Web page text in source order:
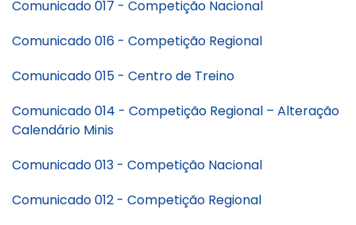
Comunicado 017 - Competição Nacional
Comunicado 016 - Competição Regional
Comunicado 015 - Centro de Treino
Comunicado 014 - Competição Regional – Alteração
Calendário Minis
Comunicado 013 - Competição Nacional
Comunicado 012 - Competição Regional